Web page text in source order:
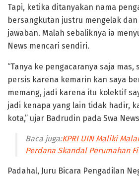
Tapi, ketika ditanyakan nama
bersangkutan justru mengelak
jawaban. Malah sebaliknya ia
News mencari sendiri.
“Tanya ke pengacaranya saja mas,
persis karena kemarin kan saya
memang, jadi karena itu kolektif
jadi kenapa yang lain tidak hadir,
kota,” ujar Badrudin pada Swa
Baca juga:KPRI UIN Maliki
Perdana Skandal Perumahan
Padahal, Juru Bicara Pengadilan